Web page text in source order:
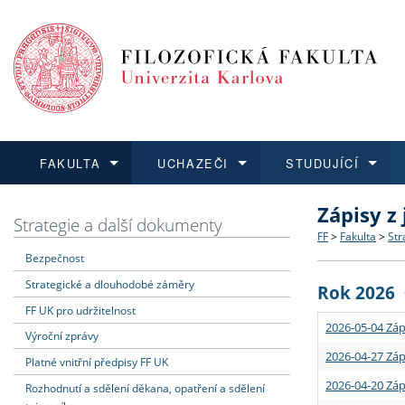
FAKULTA
Dozvědět se více
Struktura
Strategie
Podpora
UCHAZEČI
Podat přihlášku
Co
Učitelské
STUDUJÍCÍ
Dozvědět se více
Rigorózní
Dozvědět se více
O vědě a
Granty a
Dozvědět se více
Aktuální
Strategie a další dokumenty
Bezpečnost
Strategické a dlouhodobé záměry
FF UK pro udržitelnost
Výroční zprávy
Platné vnitřní předpisy FF UK
Rozhodnutí a sdělení děkana, opatření a sdělení
Zápisy
FF > Fakulta >
Rok 2026
2026-05-04
2026-04-27
2026-04-20